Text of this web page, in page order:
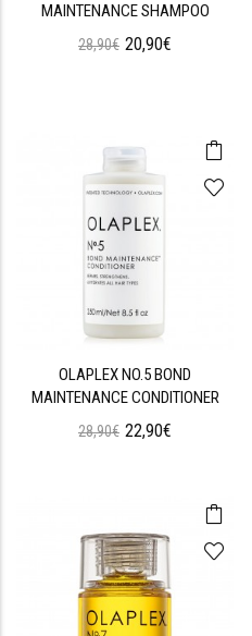
MAINTENANCE SHAMPOO
28,90€ 20,90€
OLAPLEX NO.5 BOND
MAINTENANCE CONDITIONER
28,90€ 22,90€